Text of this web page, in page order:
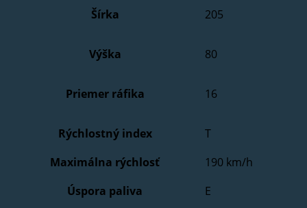
Šírka 205
Výška 80
Priemer ráfika 16
Rýchlostný index
T
Maximálna rýchlosť
190 km/h
Úspora paliva
E